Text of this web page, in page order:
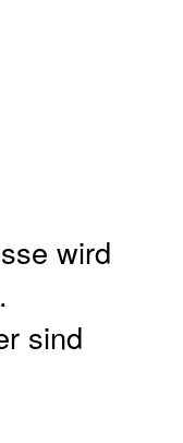
wird
sind